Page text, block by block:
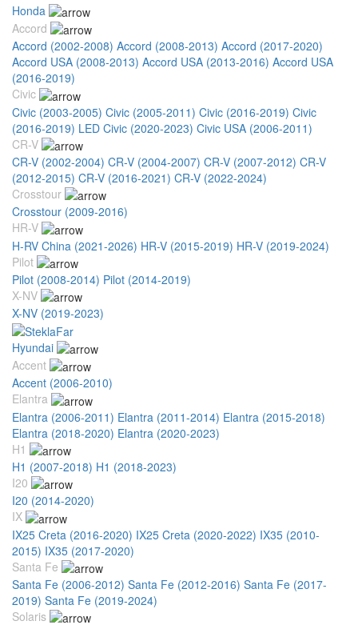
Honda
Accord
Accord (2002-2008) Accord (2008-2013) Accord (2017-2020)
Accord USA (2008-2013) Accord USA (2013-2016) Accord USA
(2016-2019)
Civic
Civic (2003-2005) Civic (2005-2011) Civic (2016-2019) Civic
(2016-2019) LED Civic (2020-2023) Civic USA (2006-2011)
CR-V
CR-V (2002-2004) CR-V (2004-2007) CR-V (2007-2012) CR-V
(2012-2015) CR-V (2016-2021) CR-V (2022-2024)
Crosstour
Crosstour (2009-2016)
HR-V
H-RV China (2021-2026) HR-V (2015-2019) HR-V (2019-2024)
Pilot
Pilot (2008-2014) Pilot (2014-2019)
X-NV
X-NV (2019-2023)
Hyundai
Accent
Accent (2006-2010)
Elantra
Elantra (2006-2011) Elantra (2011-2014) Elantra (2015-2018)
Elantra (2018-2020) Elantra (2020-2023)
H1
H1 (2007-2018) H1 (2018-2023)
I20
I20 (2014-2020)
IX
IX25 Creta (2016-2020) IX25 Creta (2020-2022) IX35 (2010-
2015) IX35 (2017-2020)
Santa Fe
Santa Fe (2006-2012) Santa Fe (2012-2016) Santa Fe (2017-
2019) Santa Fe (2019-2024)
Solaris